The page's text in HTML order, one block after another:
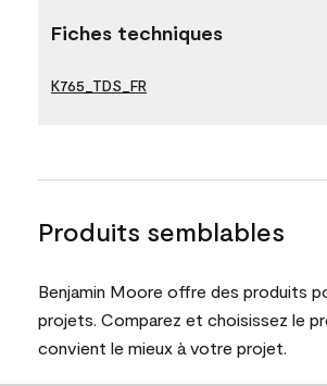
Fiches techniques
K765_TDS_FR
Produits semblables
Benjamin Moore offre des produits
projets. Comparez et choisissez le
convient le mieux à votre projet.